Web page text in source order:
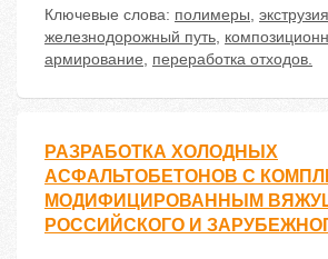
Ключевые слова: полимеры, экструзия
железнодорожный путь,
армирование, переработка отходов.
РАЗРАБОТКА ХОЛОДНЫХ
АСФАЛЬТОБЕТОНОВ С
МОДИФИЦИРОВАННЫМ
РОССИЙСКОГО И